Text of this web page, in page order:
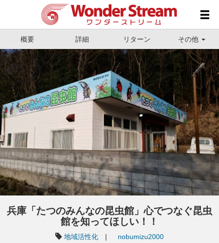
概要 詳細 リターン その他
兵庫「たつのみんなの昆虫館」心でつなぐ昆虫
館を知ってほしい！！
地域活性化 | nobumizu2000